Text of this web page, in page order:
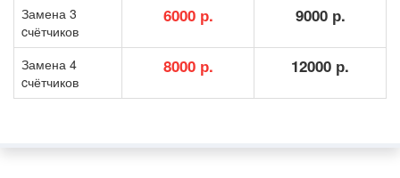
Замена 3
cчётчиков
6000 р. 9000 р.
Замена 4
cчётчиков
8000 р. 12000 р.